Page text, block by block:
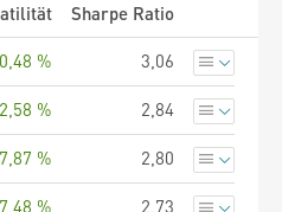
Sharpe Ratio
% 3,06
% 2,84
% 2,80
% 2,73